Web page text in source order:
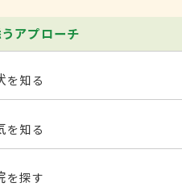
アプローチ
を知る
を知る
を探す